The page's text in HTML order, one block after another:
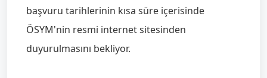
başvuru tarihlerinin kısa süre içerisinde
ÖSYM'nin resmi internet sitesinden
duyurulmasını bekliyor.